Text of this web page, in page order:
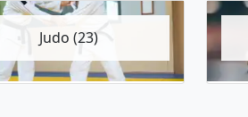
Judo (23)